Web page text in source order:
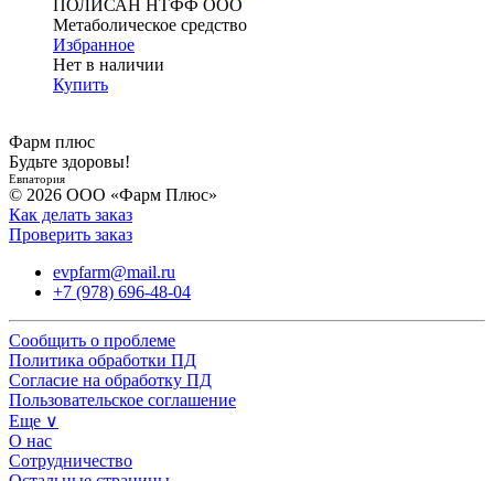
ПОЛИСАН НТФФ ООО
Метаболическое средство
Избранное
Нет в наличии
Купить
Фарм плюс
Будьте здоровы!
Евпатория
© 2026 ООО «Фарм Плюс»
Как делать заказ
Проверить заказ
evpfarm@mail.ru
+7 (978) 696-48-04
Сообщить о проблеме
Политика обработки ПД
Согласие на обработку ПД
Пользовательское соглашение
Еще ∨
О нас
Сотрудничество